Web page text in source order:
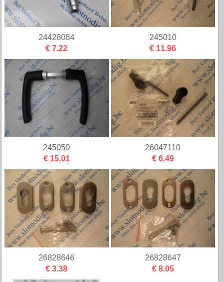
24428084
€ 7.22
245010
€ 11.96
245050
€ 15.01
26047110
€ 6.49
26828646
€ 3.38
26828647
€ 8.05